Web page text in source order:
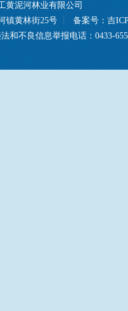
黄泥河林业有限公司
镇黄林街25号
备案号： 吉
和不良信息举报电话：0433-